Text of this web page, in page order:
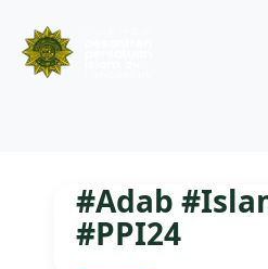
#Adab
#PPI24